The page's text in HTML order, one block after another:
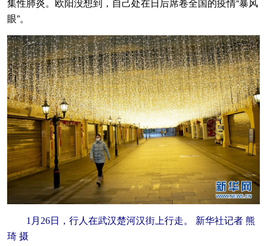
眼”。
1月26日，行人在武汉楚河汉街上行走。 新华社记者 熊
琦 摄